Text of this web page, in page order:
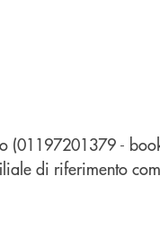
(01197201379 -
di riferimento